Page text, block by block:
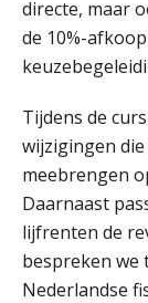
directe, maar
de 10%-
Tijdens de
wijzigingen
meebrengen
Daarnaast
lijfrenten de
bespreken we
Nederlandse